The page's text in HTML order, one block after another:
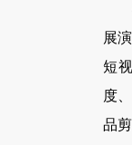
展
短
度
品